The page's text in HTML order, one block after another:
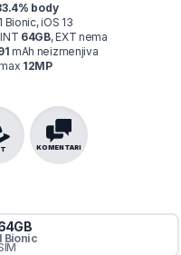
% body
Bionic, iOS 13
INT 64GB,EXT nema
mAh neizmenjiva
12MP
KOMENTARI
GB
Bionic